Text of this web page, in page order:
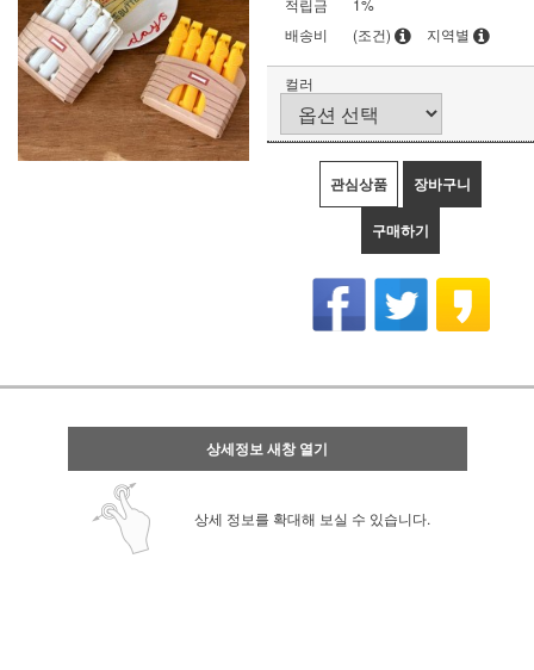
적립금
1%
배송비
(조건) 지역별
컬러
관심상품 장바구니
구매하기
상세정보 새창 열기
상세 정보를 확대해 보실 수 있습니다.